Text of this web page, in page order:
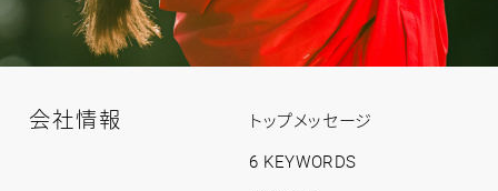
会社情報 会
情
報
トップメッセージ
6 KEYWORDS